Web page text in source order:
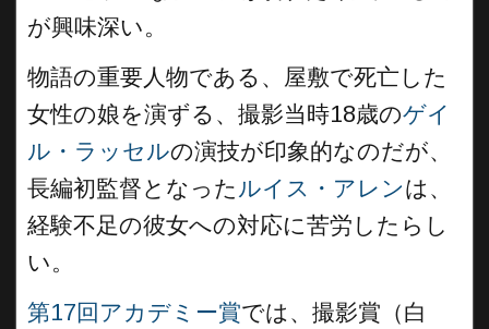
が興味深い。
物語の重要人物である、屋敷で死亡した
女性の娘を演ずる、撮影当時18歳のゲイ
ル・ラッセルの演技が印象的なのだが、
長編初監督となった ルイス・アレンは、
経験不足の彼女への対応に苦労したらし
い。
第17回アカデミー賞では、撮影賞（白